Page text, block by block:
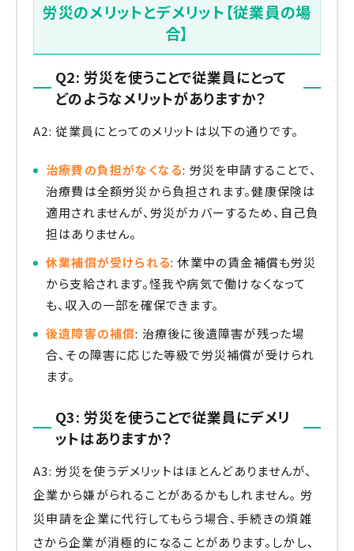
労災のメリットとデメリット【従業員の場
合】
Q2: 労災を使うことで従業員にとって
どのようなメリットがありますか？
A2: 従業員にとってのメリットは以下の通りです。
治療費の負担がなくなる: 労災を申請することで、
治療費は全額労災から負担されます。健康保険は
適用されませんが、労災がカバーするため、自己負
担はありません。
休業補償が受けられる: 休業中の賃金補償も労災
から支給されます。怪我や病気で働けなくなって
も、収入の一部を確保できます。
後遺障害の補償: 治療後に後遺障害が残った場
合、その障害に応じた等級で労災補償が受けられ
ます。
Q3: 労災を使うことで従業員にデメリ
ットはありますか？
A3: 労災を使うデメリットはほとんどありませんが、
企業から嫌がられることがあるかもしれません。 労
災申請を企業に代行してもらう場合、手続きの煩雑
さから企業が消極的になることがあります。しかし、